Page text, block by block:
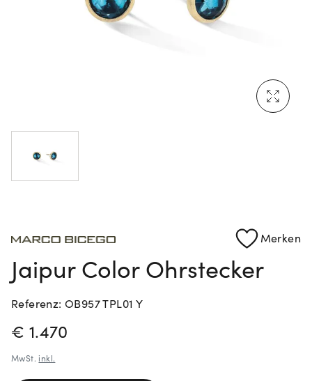
Neu bei Vogl: Cartier
Merken
Jaipur Color Ohrstecker
Referenz: OB957 TPL01 Y
PREISINFORMATIONEN
€ 1.470
MwSt. inkl.